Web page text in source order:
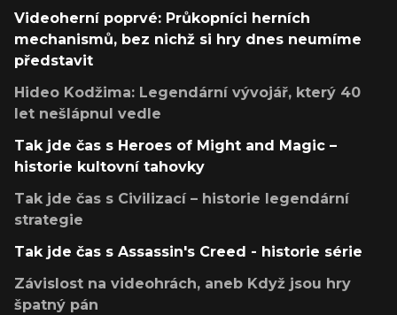
Videoherní poprvé: Průkopníci herních
mechanismů, bez nichž si hry dnes neumíme
představit
Hideo Kodžima: Legendární vývojář, který 40
let nešlápnul vedle
Tak jde čas s Heroes of Might and Magic –
historie kultovní tahovky
Tak jde čas s Civilizací – historie legendární
strategie
Tak jde čas s Assassin's Creed - historie série
Závislost na videohrách, aneb Když jsou hry
špatný pán